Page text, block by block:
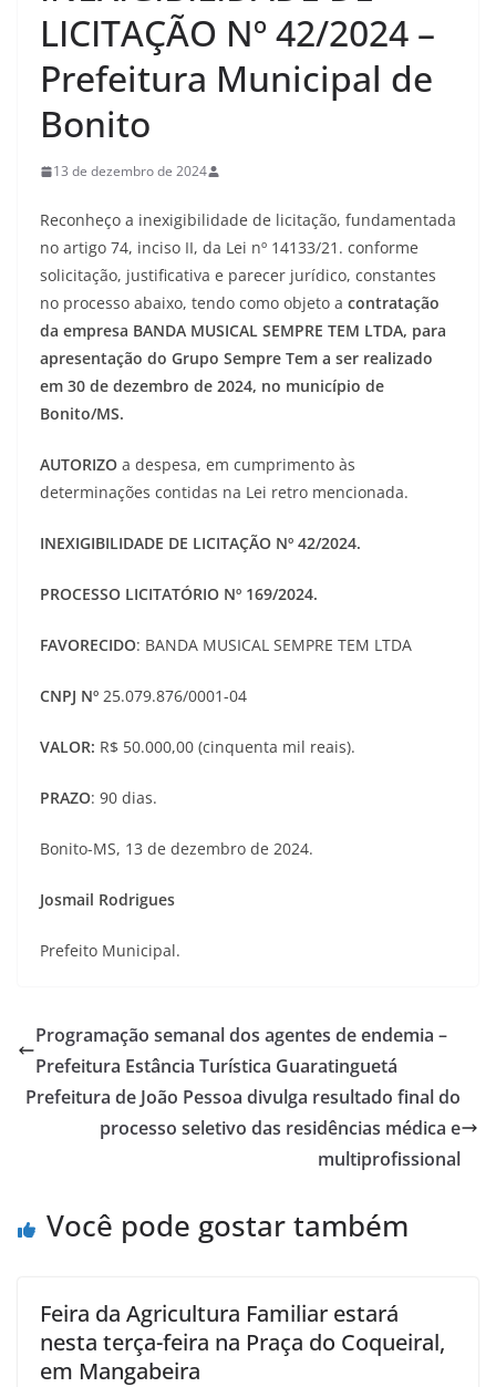
LICITAÇÃO Nº 42/2024 –
Prefeitura Municipal de
Bonito
13 de dezembro de 2024
Reconheço a inexigibilidade de licitação, fundamentada
no artigo 74, inciso II, da Lei nº 14133/21. conforme
solicitação, justificativa e parecer jurídico, constantes
no processo abaixo, tendo como objeto a contratação
da empresa BANDA MUSICAL SEMPRE TEM LTDA, para
apresentação do Grupo Sempre Tem a ser realizado
em 30 de dezembro de 2024, no município de
Bonito/MS.
AUTORIZO a despesa, em cumprimento às
determinações contidas na Lei retro mencionada.
INEXIGIBILIDADE DE LICITAÇÃO Nº 42/2024.
PROCESSO LICITATÓRIO Nº 169/2024.
FAVORECIDO: BANDA MUSICAL SEMPRE TEM LTDA
CNPJ Nº 25.079.876/0001-04
VALOR: R$ 50.000,00 (cinquenta mil reais).
PRAZO: 90 dias.
Bonito-MS, 13 de dezembro de 2024.
Josmail Rodrigues
Prefeito Municipal.
Programação semanal dos agentes de endemia –
Prefeitura Estância Turística Guaratinguetá
Prefeitura de João Pessoa divulga resultado final do
processo seletivo das residências médica e
multiprofissional
Você pode gostar também
Feira da Agricultura Familiar estará
nesta terça-feira na Praça do Coqueiral,
em Mangabeira